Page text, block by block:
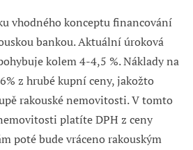
vhodného konceptu financování
bankou. Aktuální úroková
kolem 4-4,5 %. Náklady na
z hrubé kupní ceny, jakožto
rakouské nemovitosti. V tomto
platíte DPH z ceny
poté bude vráceno rakouským